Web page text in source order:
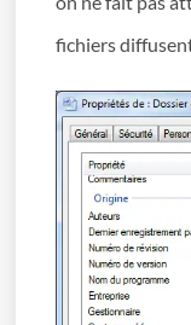
fichiers